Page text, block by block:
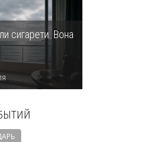
сигарети. Вона